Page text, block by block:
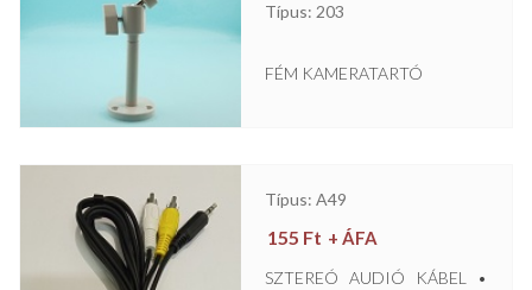
Típus: 203
FÉM KAMERATARTÓ
Típus: A49
155 Ft + ÁFA
SZTEREÓ AUDIÓ KÁBEL •